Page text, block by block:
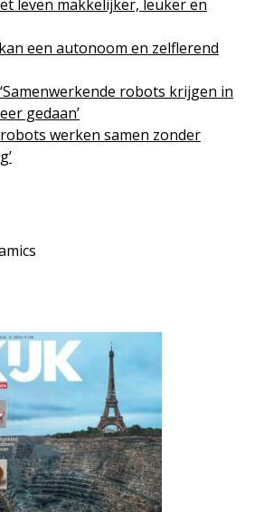
leven makkelijker, leuker en
een autonoom en zelflerend
robots krijgen in
gedaan’
werken samen zonder